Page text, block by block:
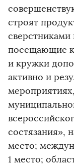
строят
посещающие
и кружки
активно и
состязания»,
место;
1 место;